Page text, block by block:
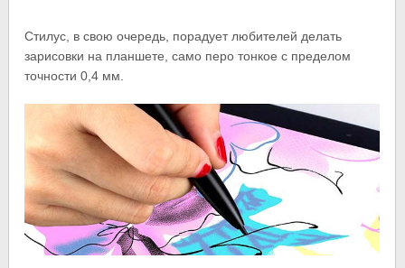
Стилус, в свою очередь, порадует любителей делать
зарисовки на планшете, само перо тонкое с пределом
точности 0,4 мм.